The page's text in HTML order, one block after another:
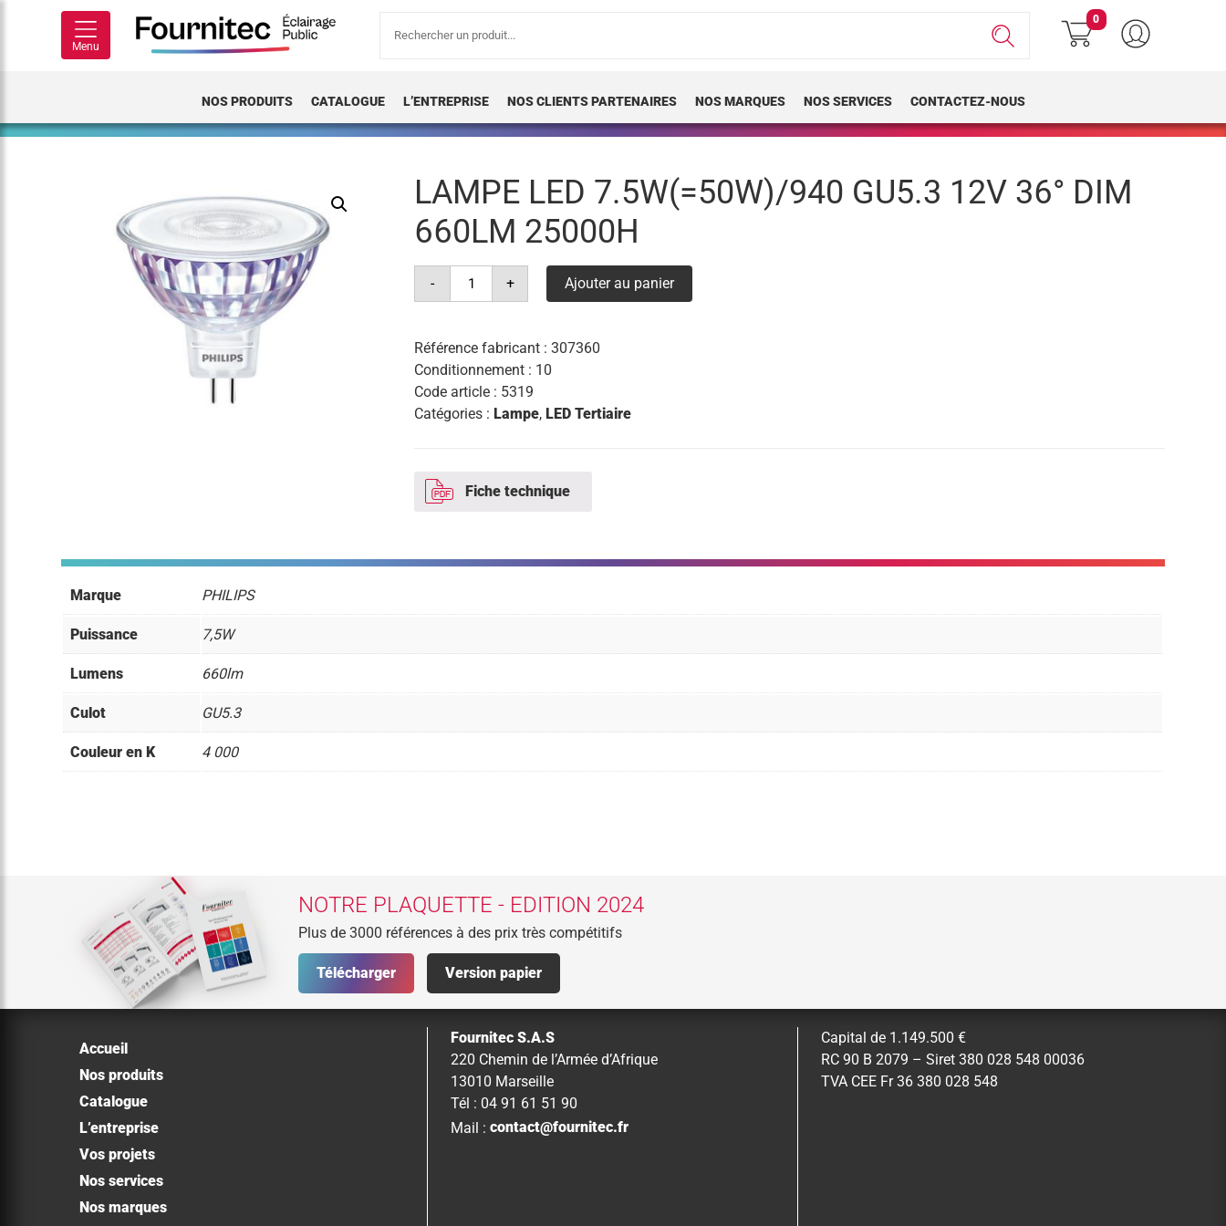
Menu
pour :
0
NOS PRODUITS CATALOGUE L’ENTREPRISE NOS CLIENTS PARTENAIRES NOS MARQUES NOS SERVICES CONTACTEZ-NOUS
LAMPE LED 7.5W(=50W)/940 GU5.3 12V 36° DIM
660LM 25000H
-
quantité
lampe
gu5.3
12v
36°
dim
660lm
25000h
+ Ajouter au panier
Référence fabricant :307360
Conditionnement : 10
Code article : 5319
Catégories :Lampe,LED Tertiaire
Fiche technique
Marque PHILIPS
Puissance 7,5W
Lumens 660lm
Culot GU5.3
Couleur en K 4 000
NOTRE PLAQUETTE - EDITION 2024
Plus de 3000 références à des prix très compétitifs
Télécharger Version papier
Accueil
Nos produits
Catalogue
L’entreprise
Vos projets
Nos services
Nos marques
Fournitec S.A.S
220 Chemin de l’Armée d’Afrique
13010 Marseille
Tél : 04 91 61 51 90
Mail : contact@fournitec.fr
Capital de 1.149.500 €
RC 90 B 2079 – Siret 380 028 548 00036
TVA CEE Fr 36 380 028 548